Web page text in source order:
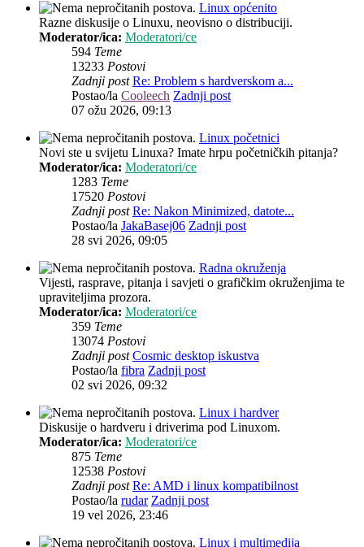
Linux općenito
Razne diskusije o Linuxu, neovisno o distribuciji.
Moderator/ica: Moderatori/ce
594 Teme
13233 Postovi
Zadnji post Re: Problem s hardverskom a...
Postao/la Cooleech Zadnji post
07 ožu 2026, 09:13
Linux početnici
Novi ste u svijetu Linuxa? Imate hrpu početničkih pitanja?
Moderator/ica: Moderatori/ce
1283 Teme
17520 Postovi
Zadnji post Re: Nakon Minimized, datote...
Postao/la JakaBasej06 Zadnji post
28 svi 2026, 09:05
Radna okruženja
Vijesti, rasprave, pitanja i savjeti o grafičkim okruženjima te
upraviteljima prozora.
Moderator/ica: Moderatori/ce
359 Teme
13074 Postovi
Zadnji post Cosmic desktop iskustva
Postao/la fibra Zadnji post
02 svi 2026, 09:32
Linux i hardver
Diskusije o hardveru i driverima pod Linuxom.
Moderator/ica: Moderatori/ce
875 Teme
12538 Postovi
Zadnji post Re: AMD i linux kompatibilnost
Postao/la rudar Zadnji post
19 vel 2026, 23:46
Linux i multimedija